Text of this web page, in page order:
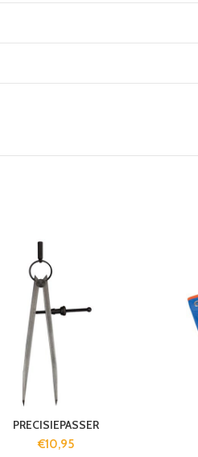
PRECISIEPASSER
€10,95